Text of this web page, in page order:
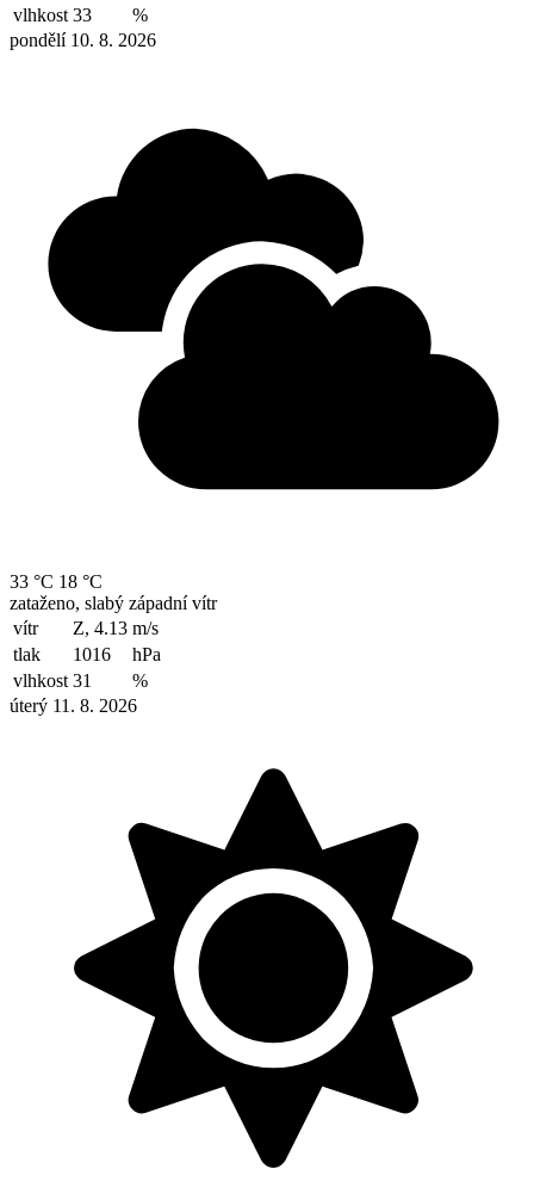
vlhkost 33
%
pondělí 10. 8. 2026
33 °C 18 °C
zataženo, slabý západní vítr
vítr
Z, 4.13 m/s
tlak
1016
hPa
vlhkost 31
%
úterý 11. 8. 2026